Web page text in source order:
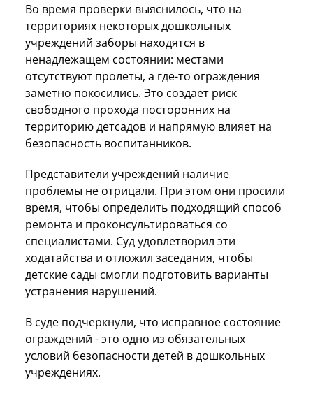
Во время проверки выяснилось, что на
территориях некоторых дошкольных
учреждений заборы находятся в
ненадлежащем состоянии: местами
отсутствуют пролеты, а где-то ограждения
заметно покосились. Это создает риск
свободного прохода посторонних на
территорию детсадов и напрямую влияет на
безопасность воспитанников.
Представители учреждений наличие
проблемы не отрицали. При этом они просили
время, чтобы определить подходящий способ
ремонта и проконсультироваться со
специалистами. Суд удовлетворил эти
ходатайства и отложил заседания, чтобы
детские сады смогли подготовить варианты
устранения нарушений.
В суде подчеркнули, что исправное состояние
ограждений - это одно из обязательных
условий безопасности детей в дошкольных
учреждениях.